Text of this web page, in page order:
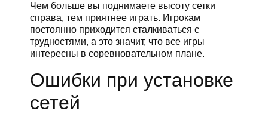
Чем больше вы поднимаете высоту сетки
справа, тем приятнее играть. Игрокам
постоянно приходится сталкиваться с
трудностями, а это значит, что все игры
интересны в соревновательном плане.
Ошибки при установке
сетей